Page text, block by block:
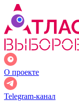
О проекте
Telegram-канал